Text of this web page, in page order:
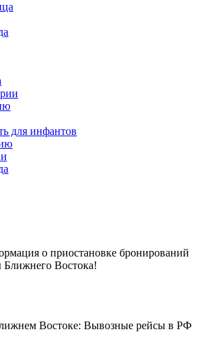
для инфантов
о приостановке бронирований
Ближнего Востока!
Востоке: Вывозные рейсы в РФ